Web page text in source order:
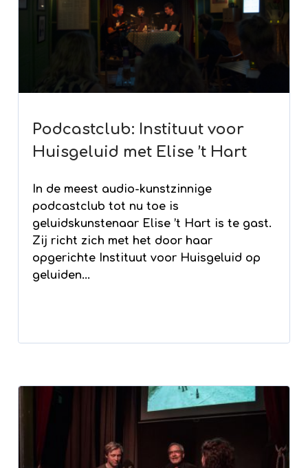
Podcastclub: Instituut voor
Huisgeluid met Elise ’t Hart
In de meest audio-kunstzinnige
podcastclub tot nu toe is
geluidskunstenaar Elise ’t Hart is te gast.
Zij richt zich met het door haar
opgerichte Instituut voor Huisgeluid op
geluiden...